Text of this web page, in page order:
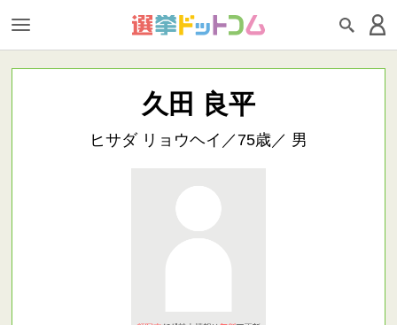
久田 良平
ヒサダ リョウヘイ／75歳／ 男